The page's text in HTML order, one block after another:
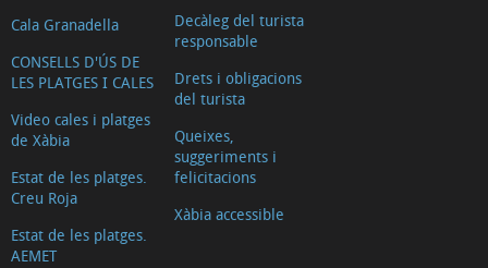
Cala Granadella
CONSELLS D'ÚS DE
LES PLATGES I CALES
Video cales i platges
de Xàbia
Estat de les platges.
Creu Roja
Estat de les platges.
AEMET
Decàleg del turista
responsable
Drets i obligacions
del turista
Queixes,
suggeriments i
felicitacions
Xàbia accessible